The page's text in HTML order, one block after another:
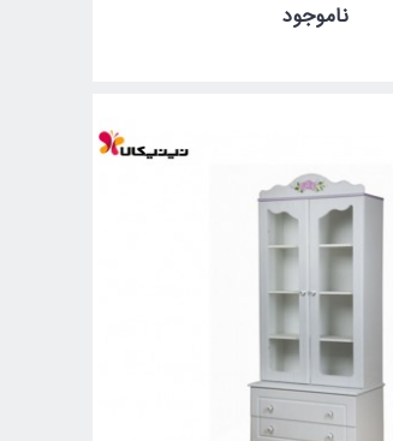
ناموجود